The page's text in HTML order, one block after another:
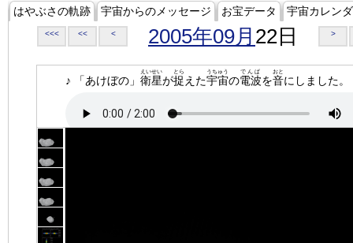
はやぶさの軌跡 宇宙からのメッセージ お宝データ 宇宙カレン
<<< << < 2005年09月 22日 >
♪ 「あけぼの」 衛星
えいせい
が捉
とら
えた宇宙
うちゅう
の電波
でんぱ
を音
おと
にしました。